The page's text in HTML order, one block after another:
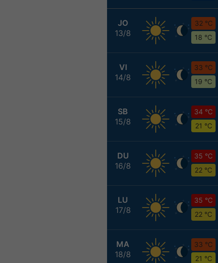
JO
13/8
32 °C
18 °C
VI
14/8
33 °C
19 °C
SB
15/8
34 °C
21 °C
DU
16/8
35 °C
22 °C
LU
17/8
35 °C
22 °C
MA
18/8
33 °C
21 °C